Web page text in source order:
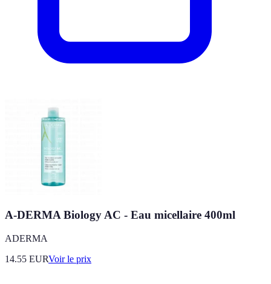
A-DERMA Biology AC - Eau micellaire 400ml
ADERMA
14.55 EURVoir le prix